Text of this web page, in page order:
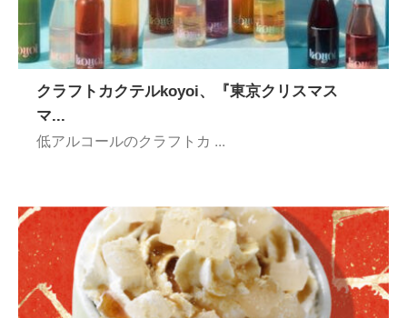
クラフトカクテルkoyoi、『東京クリスマス
マ...
低アルコールのクラフトカ ...